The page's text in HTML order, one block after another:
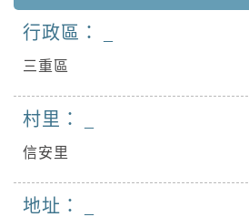
行政區：
三重區
村里：
信安里
地址：